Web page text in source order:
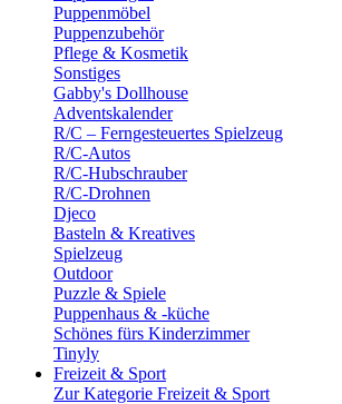
Puppenmöbel
Puppenzubehör
Pflege & Kosmetik
Sonstiges
Gabby's Dollhouse
Adventskalender
R/C – Ferngesteuertes Spielzeug
R/C-Autos
R/C-Hubschrauber
R/C-Drohnen
Djeco
Basteln & Kreatives
Spielzeug
Outdoor
Puzzle & Spiele
Puppenhaus & -küche
Schönes fürs Kinderzimmer
Tinyly
Freizeit & Sport
Zur Kategorie Freizeit & Sport